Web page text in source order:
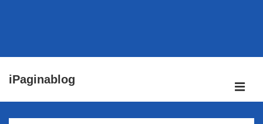
passer
iPaginablog